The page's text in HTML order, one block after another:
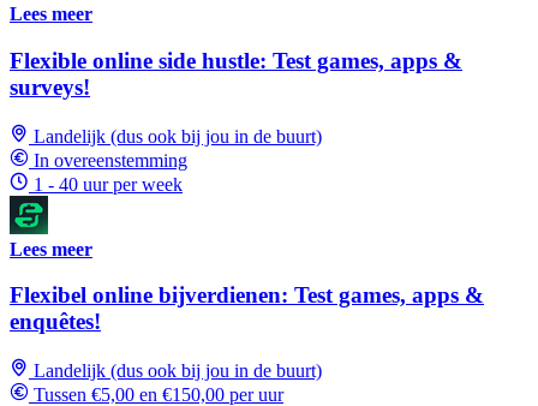
Lees meer
Flexible online side hustle: Test games, apps &
surveys!
Landelijk (dus ook bij jou in de buurt)
In overeenstemming
1 - 40 uur per week
Lees meer
Flexibel online bijverdienen: Test games, apps &
enquêtes!
Landelijk (dus ook bij jou in de buurt)
Tussen €5,00 en €150,00 per uur